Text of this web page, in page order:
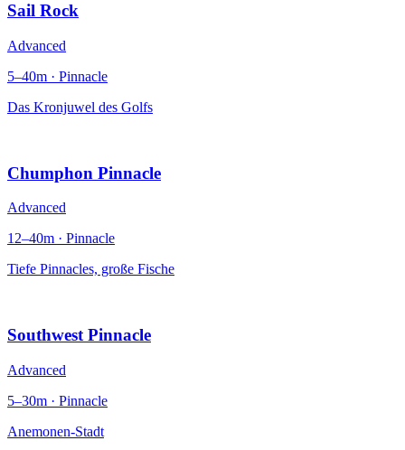
Sail Rock
Advanced
5–40m · Pinnacle
Das Kronjuwel des Golfs
Chumphon Pinnacle
Advanced
12–40m · Pinnacle
Tiefe Pinnacles, große Fische
Southwest Pinnacle
Advanced
5–30m · Pinnacle
Anemonen-Stadt